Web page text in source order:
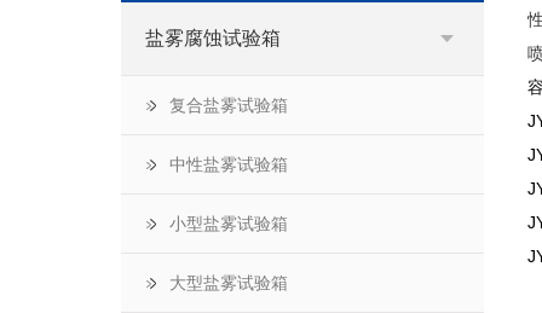
盐雾腐蚀试验箱
复合盐雾试验箱
中性盐雾试验箱
小型盐雾试验箱
大型盐雾试验箱